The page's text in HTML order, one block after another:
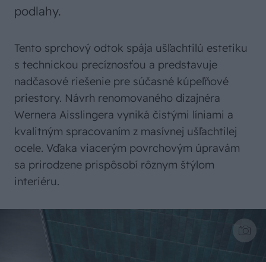
podlahy.
Tento sprchový odtok spája ušľachtilú estetiku
s technickou precíznosťou a predstavuje
nadčasové riešenie pre súčasné kúpeľňové
priestory. Návrh renomovaného dizajnéra
Wernera Aisslingera vyniká čistými líniami a
kvalitným spracovaním z masívnej ušľachtilej
ocele. Vďaka viacerým povrchovým úpravám
sa prirodzene prispôsobí rôznym štýlom
interiéru.